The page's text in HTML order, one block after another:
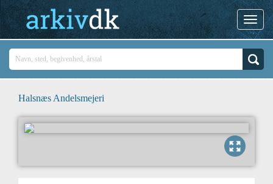
Halsnæs Andelsmejeri